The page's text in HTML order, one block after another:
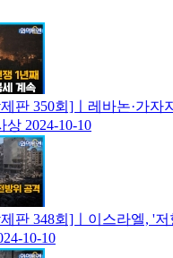
판 350회]ㅣ레바논·가자
상 2024-10-10
판 348회]ㅣ이스라엘, '
10-10